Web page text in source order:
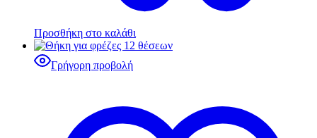
Προσθήκη στο καλάθι
Γρήγορη προβολή